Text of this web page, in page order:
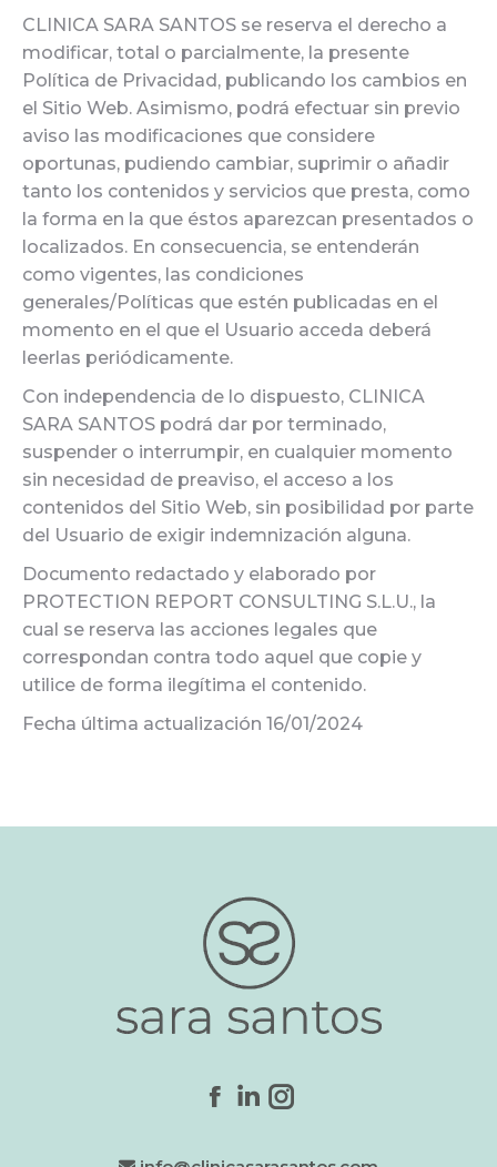
CLINICA SARA SANTOS se reserva el derecho a
modificar, total o parcialmente, la presente
Política de Privacidad, publicando los cambios en
el Sitio Web. Asimismo, podrá efectuar sin previo
aviso las modificaciones que considere
oportunas, pudiendo cambiar, suprimir o añadir
tanto los contenidos y servicios que presta, como
la forma en la que éstos aparezcan presentados o
localizados. En consecuencia, se entenderán
como vigentes, las condiciones
generales/Políticas que estén publicadas en el
momento en el que el Usuario acceda deberá
leerlas periódicamente.
Con independencia de lo dispuesto, CLINICA
SARA SANTOS podrá dar por terminado,
suspender o interrumpir, en cualquier momento
sin necesidad de preaviso, el acceso a los
contenidos del Sitio Web, sin posibilidad por parte
del Usuario de exigir indemnización alguna.
Documento redactado y elaborado por
PROTECTION REPORT CONSULTING S.L.U., la
cual se reserva las acciones legales que
correspondan contra todo aquel que copie y
utilice de forma ilegítima el contenido.
Fecha última actualización 16/01/2024
Facebook
LinkedinInstagram